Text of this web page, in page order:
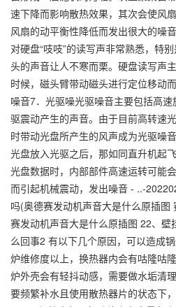
速下降而影响散热效果，其次会使风
风扇的动平衡性降低而发出很大的噪
对硬盘“吱吱”的读写声非常熟悉，特
头的声音让人不寒而栗。硬盘读写声
时候，磁头臂带动磁头进行定位移动
噪音7．光驱噪光驱噪音主要包括高
驱震动产生的声音。由于目前高转速
时带动光盘所产生的风声成为光驱噪
光盘放入光驱之后，那如同直升机起
光盘数据时，内部部件高速运转可能
而引起机械震动，发出噪音 - ..-
吗(奥德赛发动机声音大是什么原插图
赛发动机声音大是什么原插图 22、壁
么回事2 有以下几个原因，可以造成
炉维修度以上，换热器内会有咕隆咕
炉外壳会有轻抖动感，需要做水垢清
要频繁补水且使用散热器片的状态下